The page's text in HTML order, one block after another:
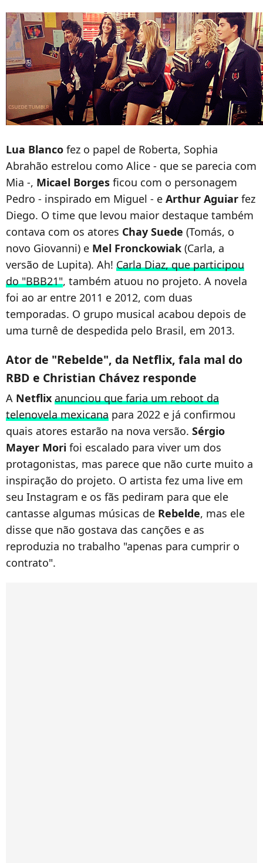
Lua Blanco fez o papel de Roberta, Sophia
Abrahão estrelou como Alice - que se parecia com
Mia -, Micael Borges ficou com o personagem
Pedro - inspirado em Miguel - e Arthur Aguiar fez
Diego. O time que levou maior destaque também
contava com os atores Chay Suede (Tomás, o
novo Giovanni) e Mel Fronckowiak (Carla, a
versão de Lupita). Ah! Carla Diaz, que participou
do "BBB21", também atuou no projeto. A novela
foi ao ar entre 2011 e 2012, com duas
temporadas. O grupo musical acabou depois de
uma turnê de despedida pelo Brasil, em 2013.
Ator de "Rebelde", da Netflix, fala mal do
RBD e Christian Chávez responde
A Netflix anunciou que faria um reboot da
telenovela mexicana para 2022 e já confirmou
quais atores estarão na nova versão. Sérgio
Mayer Mori foi escalado para viver um dos
protagonistas, mas parece que não curte muito a
inspiração do projeto. O artista fez uma live em
seu Instagram e os fãs pediram para que ele
cantasse algumas músicas de Rebelde, mas ele
disse que não gostava das canções e as
reproduzia no trabalho "apenas para cumprir o
contrato".